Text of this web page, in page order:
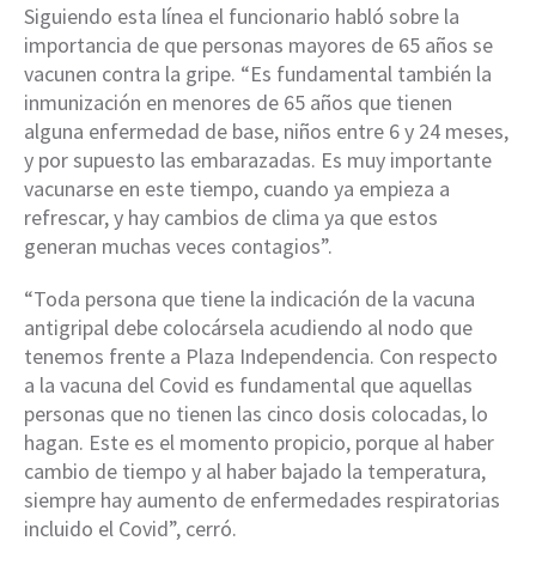
Siguiendo esta línea el funcionario habló sobre la
importancia de que personas mayores de 65 años se
vacunen contra la gripe. “Es fundamental también la
inmunización en menores de 65 años que tienen
alguna enfermedad de base, niños entre 6 y 24 meses,
y por supuesto las embarazadas. Es muy importante
vacunarse en este tiempo, cuando ya empieza a
refrescar, y hay cambios de clima ya que estos
generan muchas veces contagios”.
“Toda persona que tiene la indicación de la vacuna
antigripal debe colocársela acudiendo al nodo que
tenemos frente a Plaza Independencia. Con respecto
a la vacuna del Covid es fundamental que aquellas
personas que no tienen las cinco dosis colocadas, lo
hagan. Este es el momento propicio, porque al haber
cambio de tiempo y al haber bajado la temperatura,
siempre hay aumento de enfermedades respiratorias
incluido el Covid”, cerró.